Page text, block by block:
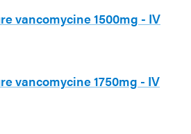
vancomycine 1500mg - IV
vancomycine 1750mg - IV